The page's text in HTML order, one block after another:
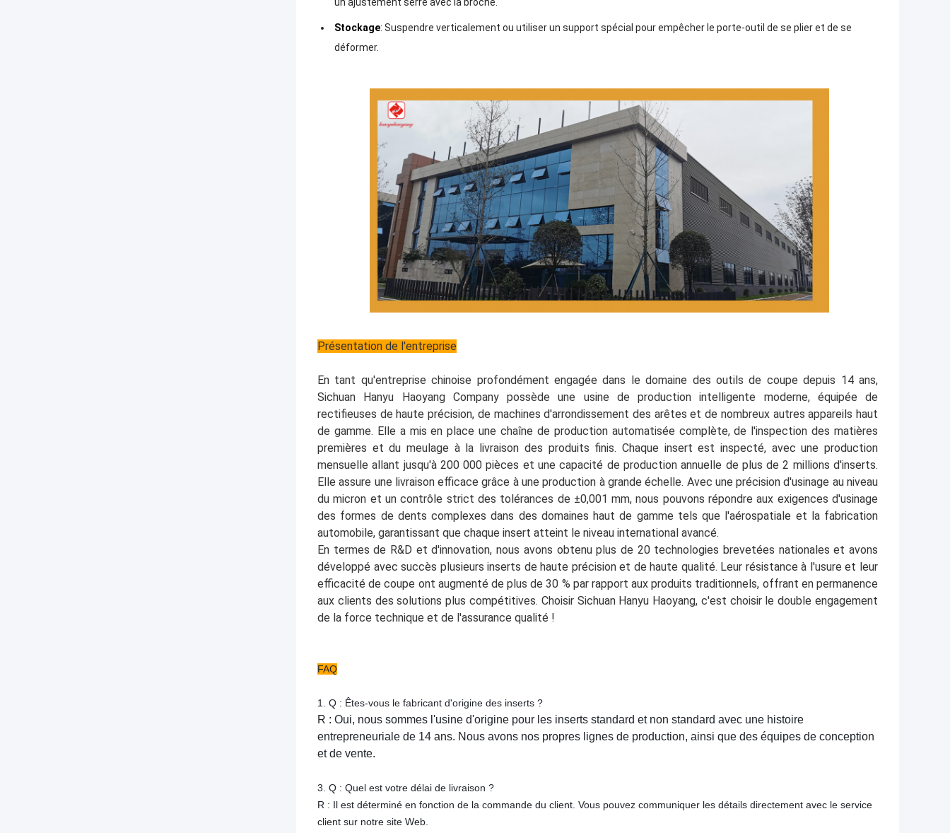
un ajustement serré avec la broche.
Stockage: Suspendre verticalement ou utiliser un support spécial pour empêcher le porte-outil de se plier et de se
déformer.
Présentation de l'entreprise
En tant qu'entreprise chinoise profondément engagée dans le domaine des outils de coupe depuis 14 ans,
Sichuan Hanyu Haoyang Company possède une usine de production intelligente moderne, équipée de
rectifieuses de haute précision, de machines d'arrondissement des arêtes et de nombreux autres appareils haut
de gamme. Elle a mis en place une chaîne de production automatisée complète, de l'inspection des matières
premières et du meulage à la livraison des produits finis. Chaque insert est inspecté, avec une production
mensuelle allant jusqu'à 200 000 pièces et une capacité de production annuelle de plus de 2 millions d'inserts.
Elle assure une livraison efficace grâce à une production à grande échelle. Avec une précision d'usinage au niveau
du micron et un contrôle strict des tolérances de ±0,001 mm, nous pouvons répondre aux exigences d'usinage
des formes de dents complexes dans des domaines haut de gamme tels que l'aérospatiale et la fabrication
automobile, garantissant que chaque insert atteint le niveau international avancé.
En termes de R&D et d'innovation, nous avons obtenu plus de 20 technologies brevetées nationales et avons
développé avec succès plusieurs inserts de haute précision et de haute qualité. Leur résistance à l'usure et leur
efficacité de coupe ont augmenté de plus de 30 % par rapport aux produits traditionnels, offrant en permanence
aux clients des solutions plus compétitives. Choisir Sichuan Hanyu Haoyang, c'est choisir le double engagement
de la force technique et de l'assurance qualité !
FAQ
1. Q : Êtes-vous le fabricant d'origine des inserts ?
R : Oui, nous sommes l'usine d'origine pour les inserts standard et non standard avec une histoire
entrepreneuriale de 14 ans. Nous avons nos propres lignes de production, ainsi que des équipes de conception
et de vente.
3. Q : Quel est votre délai de livraison ?
R : Il est déterminé en fonction de la commande du client. Vous pouvez communiquer les détails directement avec le service
client sur notre site Web.